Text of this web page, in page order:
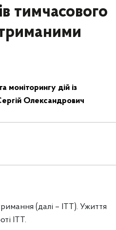
тимчасового
моніторингу дій із
Олександрович
(далі – ІТТ). Ужиття
ІТТ.